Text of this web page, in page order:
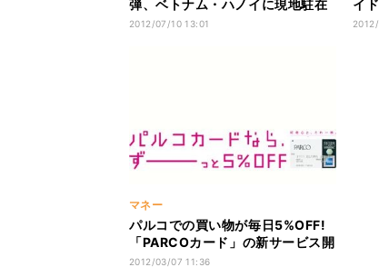
弾、ベトナム・ハノイに現地駐在
事務所開設
2012/07/10 13:01
イ
ニ
マネー
パルコでの買い物が毎日5%OFF!
「PARCOカード」の新サービス開
始
2012/03/07 11:36